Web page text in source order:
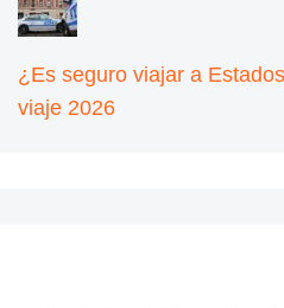
¿Es seguro viajar a
viaje 2026